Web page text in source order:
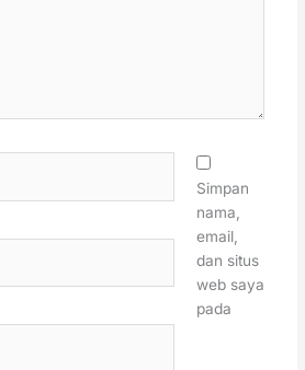
Simpan
nama,
email,
dan situs
web saya
pada